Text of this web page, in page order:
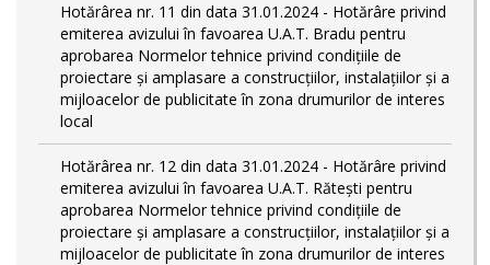
Hotărârea nr. 11 din data 31.01.2024 - Hotărâre privind
emiterea avizului în favoarea U.A.T. Bradu pentru
aprobarea Normelor tehnice privind condiţiile de
proiectare şi amplasare a construcţiilor, instalaţiilor şi a
mijloacelor de publicitate în zona drumurilor de interes
local
Hotărârea nr. 12 din data 31.01.2024 - Hotărâre privind
emiterea avizului în favoarea U.A.T. Rătești pentru
aprobarea Normelor tehnice privind condiţiile de
proiectare şi amplasare a construcţiilor, instalaţiilor şi a
mijloacelor de publicitate în zona drumurilor de interes